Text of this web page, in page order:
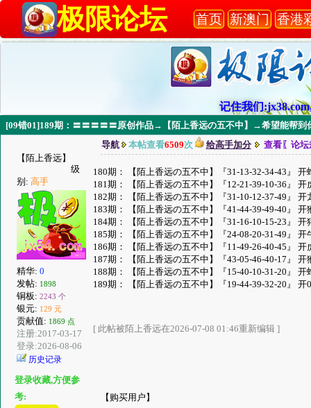
极限论坛 首页 新澳门 香港
记住我们
[09错01]189期：〓〓〓〓〓原创作品→【陌上香远の五不中】→希望能帮到
【陌上香远】
级
别: 高手
精华: 0
发帖: 1898
铜板: 2243 个
银元: 129 元
贡献值: 1869 点
注册:2017-03-17
登录:2026-08-06
历史记录
登录收藏,方便参
考:
导航 本帖查看6509次 给高手加分 查看〖论坛
180期： 【陌上香远の五不中】『31-13-32-34-43』
181期： 【陌上香远の五不中】『12-21-39-10-36』
182期： 【陌上香远の五不中】『31-10-12-37-49』
183期： 【陌上香远の五不中】『41-44-39-49-40』
184期： 【陌上香远の五不中】『31-16-10-15-23』
185期： 【陌上香远の五不中】『24-08-20-31-49』
186期： 【陌上香远の五不中】『11-49-26-40-45』
187期： 【陌上香远の五不中】『43-05-46-40-17』
188期： 【陌上香远の五不中】『15-40-10-31-20』
189期： 【陌上香远の五不中】『19-44-39-32-20』 开
[ 此帖被陌上香远在2026-07-08 01:46重新编辑 ]
【购买用户】